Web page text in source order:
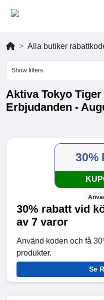
Alla butiker
Show filters
Aktiva Tokyo
Erbjudanden -
30%
30% rabatt vid
av 7 varor
Använd koden och få
produkter.
Se